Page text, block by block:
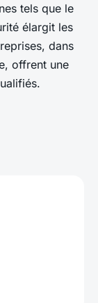
tels que le
élargit les
dans
offrent une